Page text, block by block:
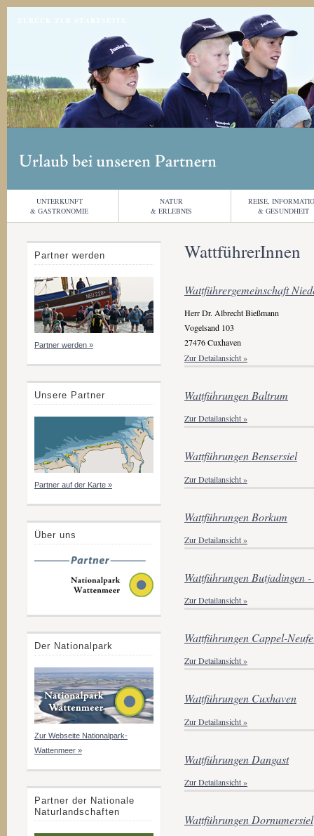
Jump to navigation
WattführerInnen
Wattführergemeinschaft
Herr Dr. Albrecht Bießmann
Vogelsand 103
27476 Cuxhaven
Zur Detailansicht »
Wattführungen Baltrum
Zur Detailansicht »
Wattführungen Bensersiel
Zur Detailansicht »
Wattführungen Borkum
Zur Detailansicht »
Wattführungen Butjadingen -
Zur Detailansicht »
Wattführungen Cappel-
Zur Detailansicht »
Wattführungen Cuxhaven
Zur Detailansicht »
Wattführungen Dangast
Zur Detailansicht »
Wattführungen Dornumersiel
UNTERKUNFT
& GASTRONOMIE
NATUR
& ERLEBNIS
REISE,
& GESUNDHEIT
Partner werden
Partner werden »
Unsere Partner
Partner auf der Karte »
Über uns
Der Nationalpark
Zur Webseite Nationalpark-
Wattenmeer »
Partner der Nationale
Naturlandschaften